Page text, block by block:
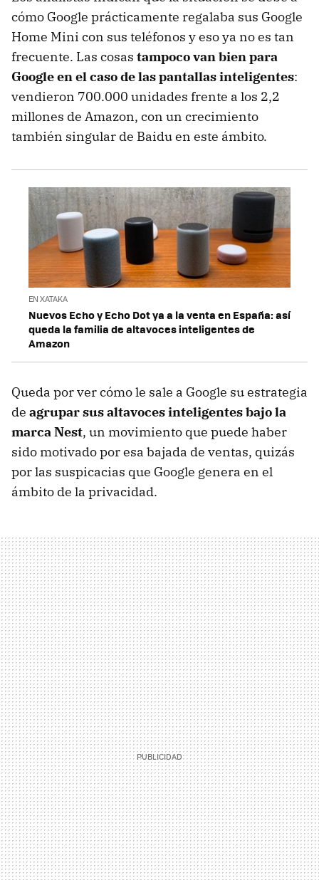
cómo Google prácticamente regalaba sus Google
Home Mini con sus teléfonos y eso ya no es tan
frecuente. Las cosas tampoco van bien para
Google en el caso de las pantallas inteligentes:
vendieron 700.000 unidades frente a los 2,2
millones de Amazon, con un crecimiento
también singular de Baidu en este ámbito.
EN XATAKA
Nuevos Echo y Echo Dot ya a la venta en España: así
queda la familia de altavoces inteligentes de
Amazon
Queda por ver cómo le sale a Google su estrategia
de agrupar sus altavoces inteligentes bajo la
marca Nest, un movimiento que puede haber
sido motivado por esa bajada de ventas, quizás
por las suspicacias que Google genera en el
ámbito de la privacidad.